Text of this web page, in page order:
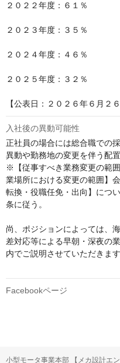
２０２２年度：６１％
２０２３年度：３５％
２０２４年度：４６％
２０２５年度：３２％
【公表日：２０２６年６月２６
入社後の異動可能性
正社員の場合には総合職での
異動や勤務地の変更を伴う配
※【従事すべき業務変更の範
業場所における変更の範囲】
転換・役職任免・出向】につ
条に従う。
尚、ポジションによっては、
差対応等による早朝・深夜の
内でご説明させていただきます
Facebookページ
小型モータ事業本部 【メカ設計エ